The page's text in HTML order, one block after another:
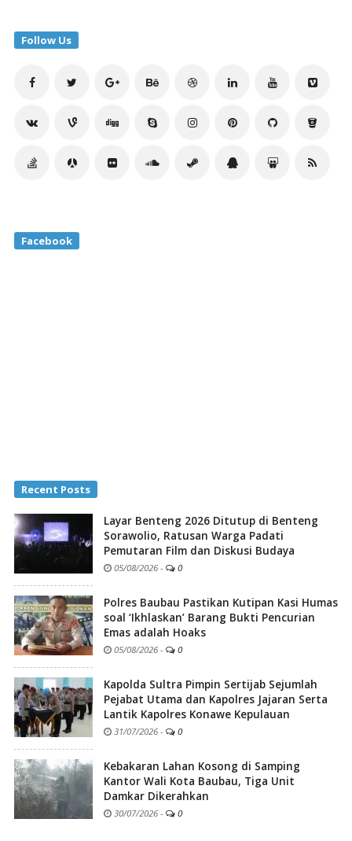
Follow Us
Facebook
Recent Posts
Layar Benteng 2026 Ditutup di Benteng
Sorawolio, Ratusan Warga Padati
Pemutaran Film dan Diskusi Budaya
05/08/2026 - 0
Polres Baubau Pastikan Kutipan Kasi Humas
soal ‘Ikhlaskan’ Barang Bukti Pencurian
Emas adalah Hoaks
05/08/2026 - 0
Kapolda Sultra Pimpin Sertijab Sejumlah
Pejabat Utama dan Kapolres Jajaran Serta
Lantik Kapolres Konawe Kepulauan
31/07/2026 - 0
Kebakaran Lahan Kosong di Samping
Kantor Wali Kota Baubau, Tiga Unit
Damkar Dikerahkan
30/07/2026 - 0